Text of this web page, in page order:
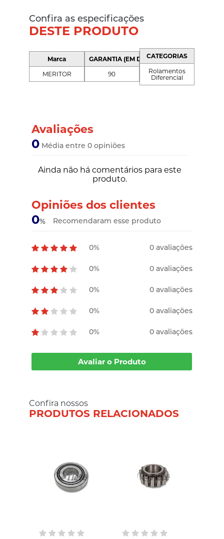
Confira as especificações
DESTE PRODUTO
Marca
MERITOR
GARANTIA (EM DIAS)
90
CATEGORIAS
Rolamentos
Diferencial
Avaliações
0 Média entre 0 opiniões
Ainda não há comentários para este
produto.
Opiniões dos clientes
0% Recomendaram esse produto
0% 0 avaliações
0% 0 avaliações
0% 0 avaliações
0% 0 avaliações
0% 0 avaliações
Avaliar o Produto
Confira nossos
PRODUTOS RELACIONADOS